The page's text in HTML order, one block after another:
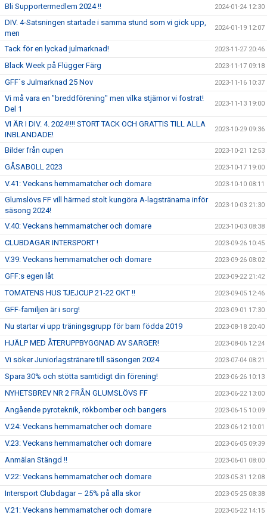
Bli Supportermedlem 2024 !! 2024-01-24 12:30
DIV. 4-Satsningen startade i samma stund som vi gick upp,
men
2024-01-19 12:07
Tack för en lyckad julmarknad! 2023-11-27 20:46
Black Week på Flügger Färg 2023-11-17 09:18
GFF´s Julmarknad 25 Nov 2023-11-16 10:37
Vi må vara en "breddförening" men vilka stjärnor vi fostrat!
Del 1
2023-11-13 19:00
VI ÄR I DIV. 4. 2024!!!! STORT TACK OCH GRATTIS TILL ALLA
INBLANDADE!
2023-10-29 09:36
Bilder från cupen 2023-10-21 12:53
GÅSABOLL 2023 2023-10-17 19:00
V.41: Veckans hemmamatcher och domare 2023-10-10 08:11
Glumslövs FF vill härmed stolt kungöra A-lagstränarna inför
säsong 2024!
2023-10-03 21:30
V.40: Veckans hemmamatcher och domare 2023-10-03 08:38
CLUBDAGAR INTERSPORT ! 2023-09-26 10:45
V.39: Veckans hemmamatcher och domare 2023-09-26 08:02
GFF:s egen låt 2023-09-22 21:42
TOMATENS HUS TJEJCUP 21-22 OKT !! 2023-09-05 12:46
GFF-familjen är i sorg! 2023-09-01 17:30
Nu startar vi upp träningsgrupp för barn födda 2019 2023-08-18 20:40
HJÄLP MED ÅTERUPPBYGGNAD AV SARGER! 2023-08-06 12:24
Vi söker Juniorlagstränare till säsongen 2024 2023-07-04 08:21
Spara 30% och stötta samtidigt din förening! 2023-06-26 10:13
NYHETSBREV NR 2 FRÅN GLUMSLÖVS FF 2023-06-22 13:00
Angående pyroteknik, rökbomber och bangers 2023-06-15 10:09
V.24: Veckans hemmamatcher och domare 2023-06-12 10:01
V.23: Veckans hemmamatcher och domare 2023-06-05 09:39
Anmälan Stängd !! 2023-06-01 08:00
V.22: Veckans hemmamatcher och domare 2023-05-31 12:08
Intersport Clubdagar – 25% på alla skor 2023-05-25 08:38
V.21: Veckans hemmamatcher och domare 2023-05-22 14:15